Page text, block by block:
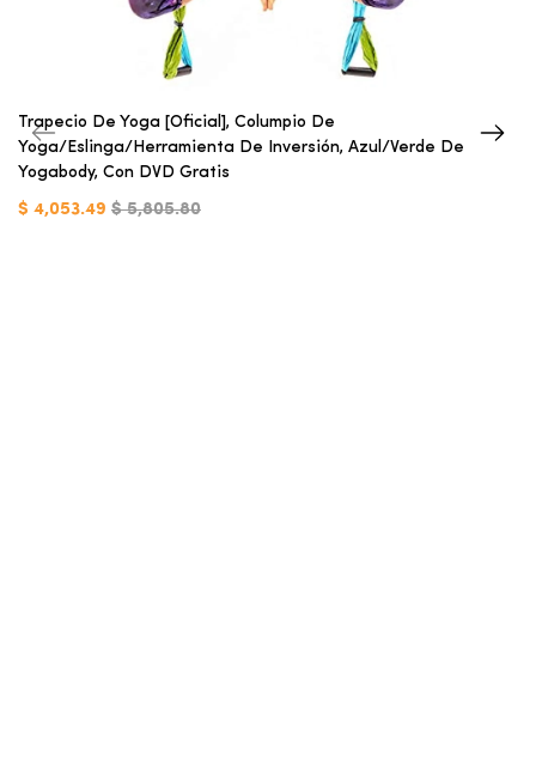
Trapecio De Yoga [oficial], Columpio De
Yoga/eslinga/herramienta De Inversión, Azul/verde De
Yogabody, Con DVD Gratis
$ 4,053.49 $ 5,805.80